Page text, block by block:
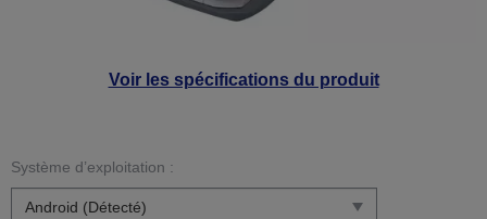
Voir les spécifications du produit
Système d’exploitation :